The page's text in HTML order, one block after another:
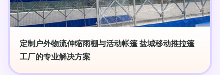
定制户外物流伸缩雨棚与活动帐篷 盐城移动推拉篷
工厂的专业解决方案